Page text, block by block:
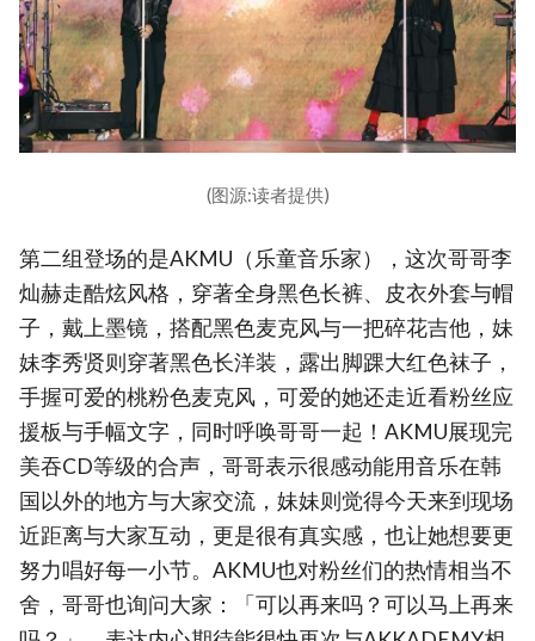
(图源:读者提供)
第二组登场的是AKMU（乐童音乐家），这次哥哥李
灿赫走酷炫风格，穿著全身黑色长裤、皮衣外套与帽
子，戴上墨镜，搭配黑色麦克风与一把碎花吉他，妹
妹李秀贤则穿著黑色长洋装，露出脚踝大红色袜子，
手握可爱的桃粉色麦克风，可爱的她还走近看粉丝应
援板与手幅文字，同时呼唤哥哥一起！AKMU展现完
美吞CD等级的合声，哥哥表示很感动能用音乐在韩
国以外的地方与大家交流，妹妹则觉得今天来到现场
近距离与大家互动，更是很有真实感，也让她想要更
努力唱好每一小节。AKMU也对粉丝们的热情相当不
舍，哥哥也询问大家：「可以再来吗？可以马上再来